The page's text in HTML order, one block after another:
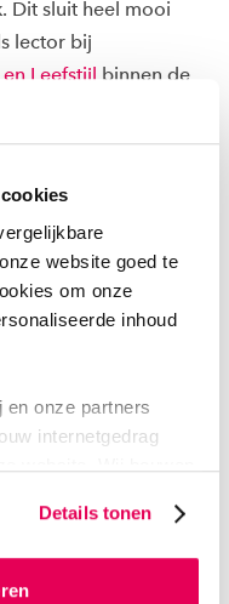
website goed te
om onze
inhoud
onze partners
internetgedrag
voorkeuren. Ook
Details tonen
Dit sluit heel mooi
lector bij
Leefstijl binnen de
van de
. “Daar gaat
HAN de
ik niet alleen
vooral voor
van het